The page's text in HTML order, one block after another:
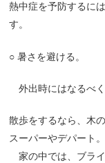
熱中症を予防するに
す。
○暑さを避ける。
外出時にはなるべ
散歩をするなら、木
スーパーやデパート。
家の中では、ブラ